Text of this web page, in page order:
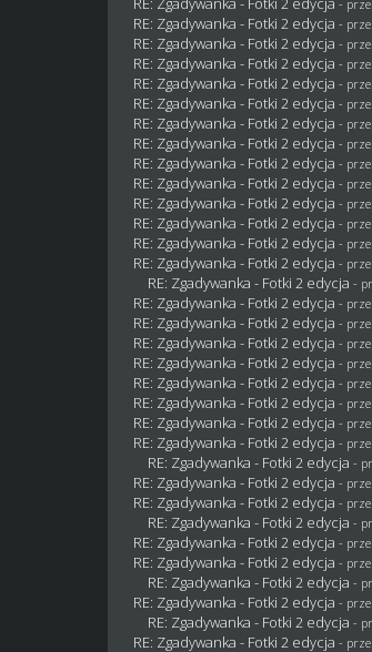
-
RE: Zgadywanka - Fotki 2 edycja -
RE: Zgadywanka - Fotki 2 edycja -
RE: Zgadywanka - Fotki 2 edycja -
RE: Zgadywanka - Fotki 2 edycja -
RE: Zgadywanka - Fotki 2 edycja -
RE: Zgadywanka - Fotki 2 edycja -
RE: Zgadywanka - Fotki 2 edycja -
RE: Zgadywanka - Fotki 2 edycja -
RE: Zgadywanka - Fotki 2 edycja -
RE: Zgadywanka - Fotki 2 edycja -
RE: Zgadywanka - Fotki 2 edycja -
RE: Zgadywanka - Fotki 2 edycja -
RE: Zgadywanka - Fotki 2 edycja -
RE: Zgadywanka - Fotki 2 edycja -
RE: Zgadywanka - Fotki 2 edycja -
RE: Zgadywanka - Fotki 2 edycja -
RE: Zgadywanka - Fotki 2 edycja -
RE: Zgadywanka - Fotki 2 edycja -
RE: Zgadywanka - Fotki 2 edycja -
RE: Zgadywanka - Fotki 2 edycja -
RE: Zgadywanka - Fotki 2 edycja -
RE: Zgadywanka - Fotki 2 edycja -
RE: Zgadywanka - Fotki 2 edycja -
RE: Zgadywanka - Fotki 2 edycja -
RE: Zgadywanka - Fotki 2 edycja -
RE: Zgadywanka - Fotki 2 edycja -
RE: Zgadywanka - Fotki 2 edycja -
RE: Zgadywanka - Fotki 2 edycja -
RE: Zgadywanka - Fotki 2 edycja -
RE: Zgadywanka - Fotki 2 edycja -
RE: Zgadywanka - Fotki 2 edycja -
RE: Zgadywanka - Fotki 2 edycja -